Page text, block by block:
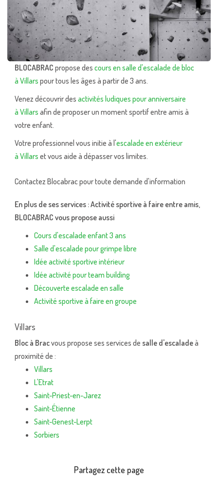
BLOCABRAC propose des cours en salle d'escalade de bloc
à Villars pour tous les âges à partir de 3 ans.
Venez découvrir des activités ludiques pour anniversaire
à Villars afin de proposer un moment sportif entre amis à
votre enfant.
Votre professionnel vous initie à l'escalade en extérieur
à Villars et vous aide à dépasser vos limites.
Contactez Blocabrac pour toute demande d'information
En plus de ses services :Activité sportive à faire entre amis,
BLOCABRAC vous propose aussi
Cours d'escalade enfant 3 ans
Salle d'escalade pour grimpe libre
Idée activité sportive intérieur
Idée activité pour team building
Découverte escalade en salle
Activité sportive à faire en groupe
Villars
Bloc à Bracvous propose ses services de salle d'escaladeà
proximité de :
Villars
L'Etrat
Saint-Priest-en-Jarez
Saint-Étienne
Saint-Genest-Lerpt
Sorbiers